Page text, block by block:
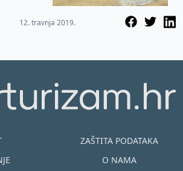
12. travnja 2019.
ZAŠTITA PODATAKA
O NAMA